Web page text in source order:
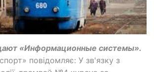
«Информационные системы».
повідомляє: У зв'язку з